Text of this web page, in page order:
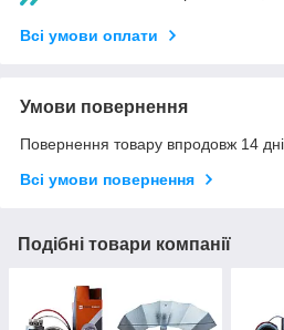
Всі умови оплати
Умови повернення
Повернення товару впродовж 14
Всі умови повернення
Подібні товари компанії